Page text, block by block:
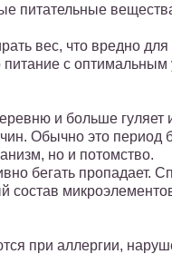
питательные
вес, что вредно
питание с
и больше гуляет
Обычно это период
но и потомство.
бегать пропадает.
при аллергии,